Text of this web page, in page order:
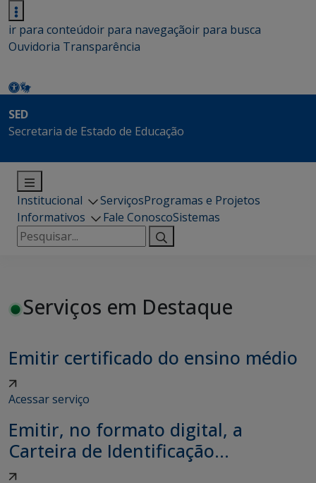
ir para conteúdoir para navegaçãoir para busca
Ouvidoria Transparência
SED
Secretaria de Estado de Educação
Institucional ServiçosProgramas e Projetos
Informativos
Fale ConoscoSistemas
Pesquisar
por:
Serviços em Destaque
Emitir certificado do ensino médio
Acessar serviço
Emitir, no formato digital, a
Carteira de Identificação...